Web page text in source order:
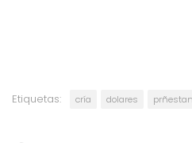
Etiquetas: cría dolares